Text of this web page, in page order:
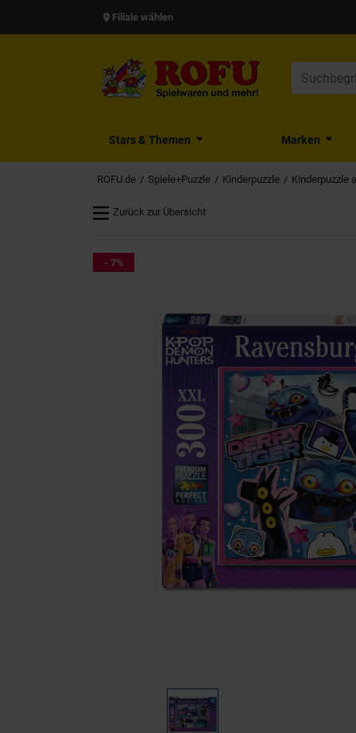
Filiale wählen
Stars & Themen Marken
ROFU.de Spiele+Puzzle Kinderpuzzle Kinderpuzzle
Zurück zur Übersicht
- 7%